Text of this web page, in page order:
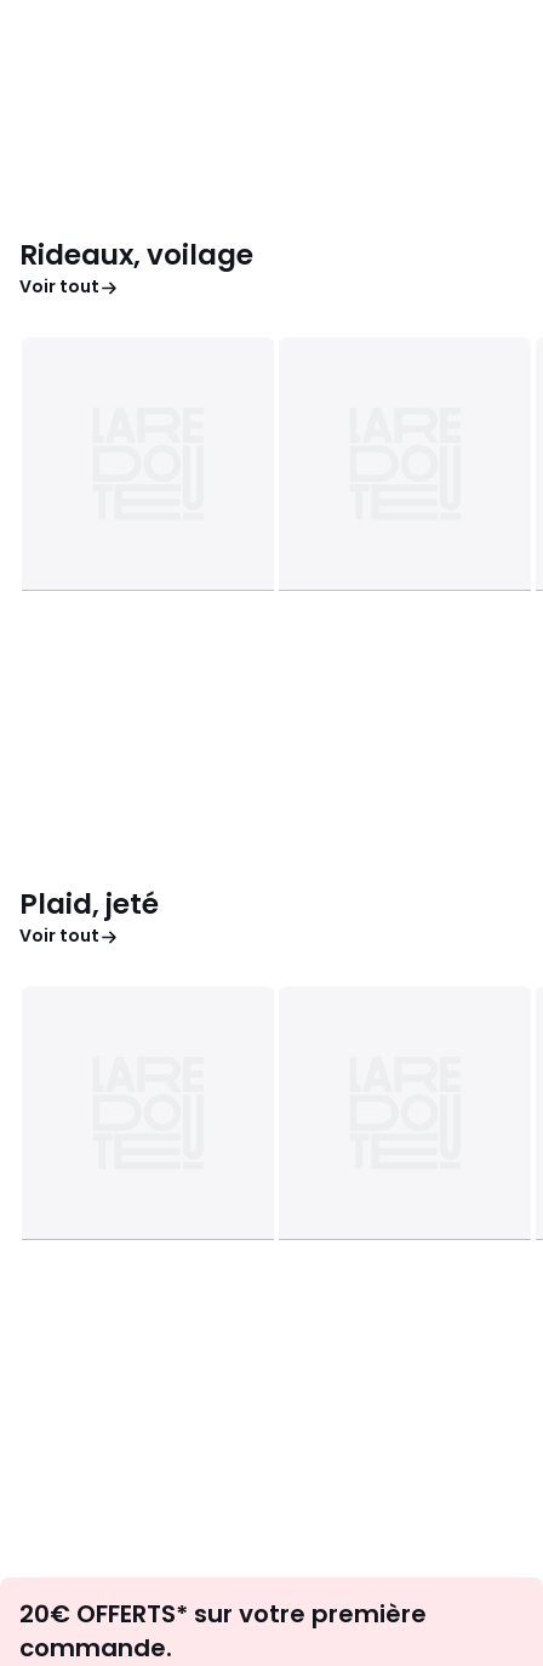
Rideaux, voilage
Voir tout
Plaid, jeté
Voir tout
d'inspirations
20€ OFFERTS* sur votre première
commande.